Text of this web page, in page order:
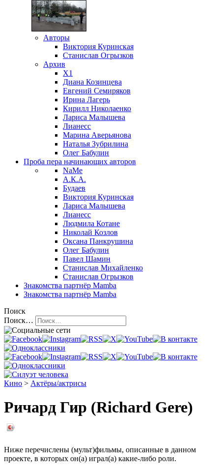
Авторы
Виктория Куринская
Станислав Огрызков
Архив
X1
Диана Козинцева
Евгений Семиряков
Ирина Лагерь
Кирилл Николаенко
Лариса Малышева
Лианесс
Марина Аверьянова
Наталья Зубрилина
Олег Бабулин
Проба пера начинающих авторов
NaMe
А.К.А.
Будаев
Виктория Куринская
Лариса Малышева
Лианесс
Людмила Котане
Николай Козлов
Оксана Панкрушина
Олег Бабулин
Павел Шамин
Станислав Михайленко
Станислав Огрызков
Знакомства партнёр Mamba
Знакомства партнёр Mamba
Поиск
Поиск…
Кино > Актёры/актрисы
Ричард Гир (Richard Gere)
Ниже перечислены (мульт)фильмы, описанные в данном
проекте, в которых он(а) играл(а) какие-либо роли.